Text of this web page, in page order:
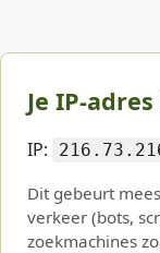
Je IP-
IP:
Dit gebeurt
verkeer (bots,
zoekmachines